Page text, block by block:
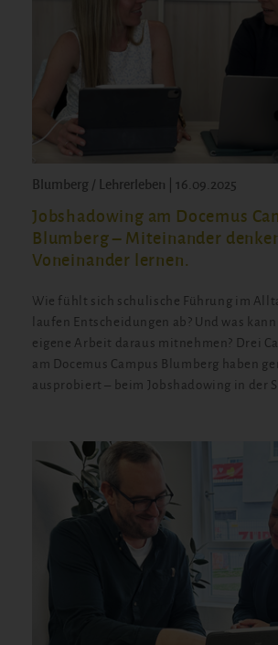
Blumberg / Lehrerleben | 16.09.2025
Jobshadowing am Docemus
Blumberg – Miteinander
Voneinander lernen.
Wie fühlt sich schulische Führung im
laufen Entscheidungen ab? Und was
eigene Arbeit daraus mitnehmen? Drei
am Docemus Campus Blumberg haben
ausprobiert – beim Jobshadowing in der